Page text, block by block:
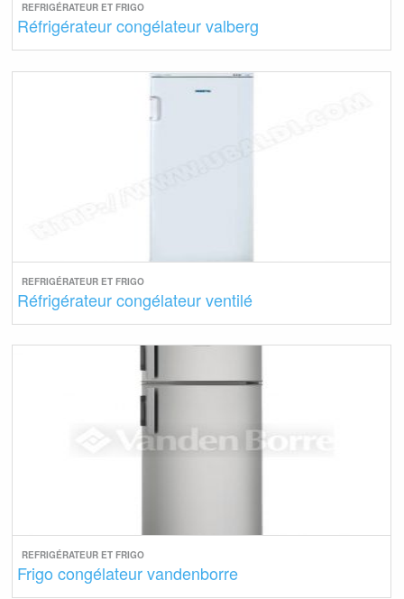
REFRIGÉRATEUR ET FRIGO
Réfrigérateur congélateur valberg
REFRIGÉRATEUR ET FRIGO
Réfrigérateur congélateur ventilé
REFRIGÉRATEUR ET FRIGO
Frigo congélateur vandenborre